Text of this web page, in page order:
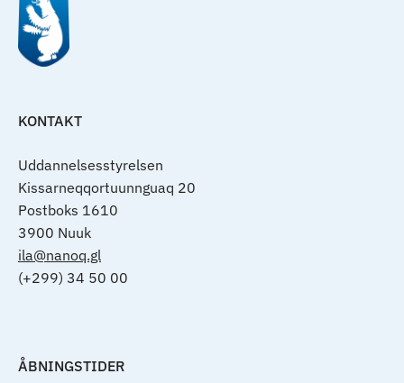
KONTAKT
Uddannelsesstyrelsen
Kissarneqqortuunnguaq 20
Postboks 1610
3900 Nuuk
ila@nanoq.gl
(+299) 34 50 00
ÅBNINGSTIDER